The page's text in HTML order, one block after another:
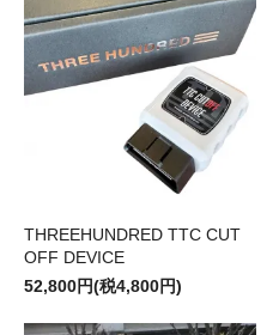
THREEHUNDRED TTC CUT
OFF DEVICE
52,800円(税4,800円)